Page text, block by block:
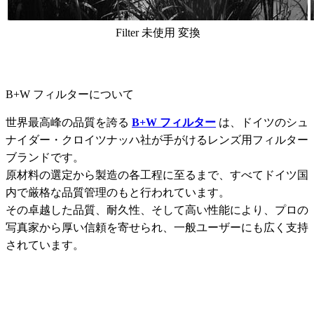
Filter 未使用 変換
B+W フィルターについて
世界最高峰の品質を誇る B+W フィルター は、ドイツのシュ
ナイダー・クロイツナッハ社が手がけるレンズ用フィルター
ブランドです。
原材料の選定から製造の各工程に至るまで、すべてドイツ国
内で厳格な品質管理のもと行われています。
その卓越した品質、耐久性、そして高い性能により、プロの
写真家から厚い信頼を寄せられ、一般ユーザーにも広く支持
されています。